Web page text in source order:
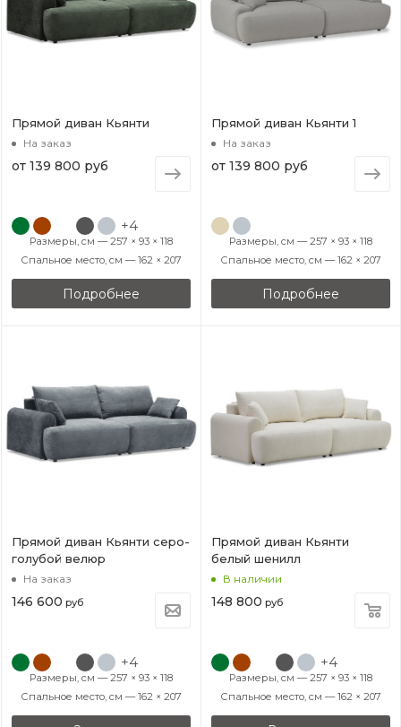
Прямой диван Кьянти
На заказ
от 139 800 руб
+4
Размеры, см — 257 × 93 × 118
Спальное место, см — 162 × 207
Подробнее
Прямой диван Кьянти 1
На заказ
от 139 800 руб
Размеры, см — 257 × 93 × 118
Спальное место, см — 162 × 207
Подробнее
Прямой диван Кьянти cеро-
голубой велюр
На заказ
146 600 руб
+4
Размеры, см — 257 × 93 × 118
Спальное место, см — 162 × 207
Прямой диван Кьянти
белый шенилл
В наличии
148 800 руб
+4
Размеры, см — 257 × 93 × 118
Спальное место, см — 162 × 207